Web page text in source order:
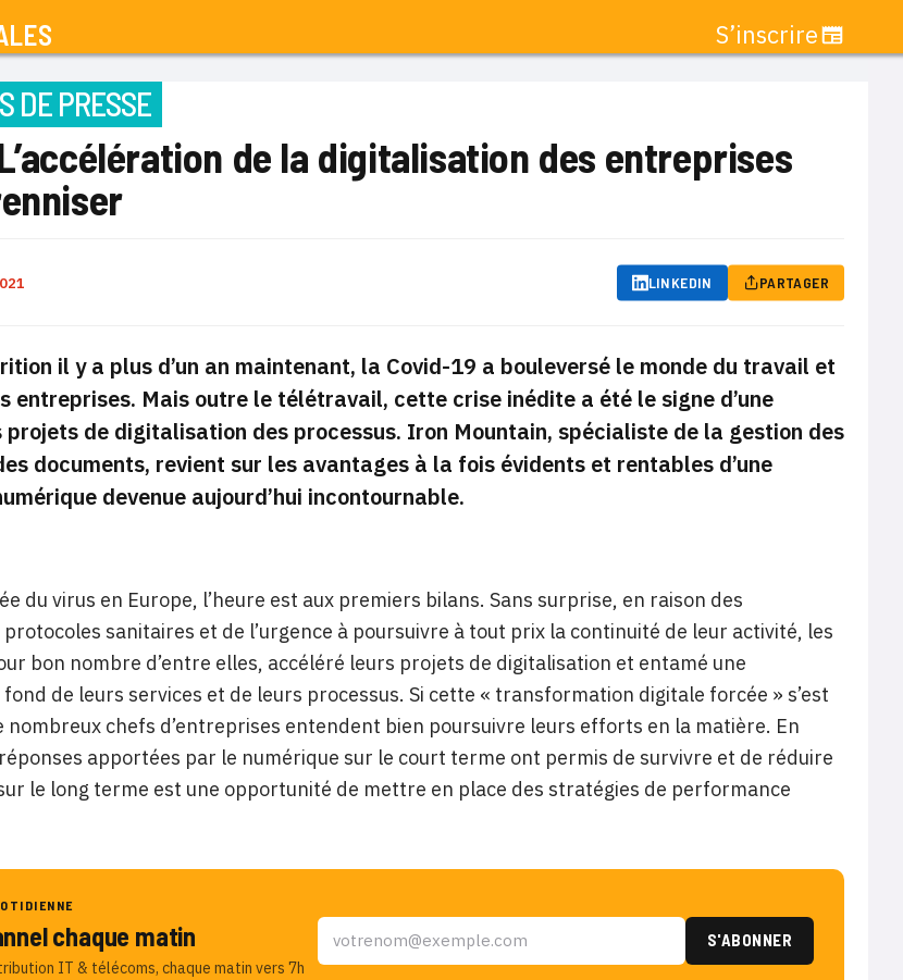
S’inscrire
DE PRESSE
de la digitalisation des entreprises
LINKEDIN PARTAGER
il y a plus d’un an maintenant, la Covid-19 a bouleversé le monde du travail et
entreprises. Mais outre le télétravail, cette crise inédite a été le signe d’une
de digitalisation des processus. Iron Mountain, spécialiste de la gestion des
documents, revient sur les avantages à la fois évidents et rentables d’une
devenue aujourd’hui incontournable.
du virus en Europe, l’heure est aux premiers bilans. Sans surprise, en raison des
sanitaires et de l’urgence à poursuivre à tout prix la continuité de leur activité, les
bon nombre d’entre elles, accéléré leurs projets de digitalisation et entamé une
de leurs services et de leurs processus. Si cette « transformation digitale forcée » s’est
nombreux chefs d’entreprises entendent bien poursuivre leurs efforts en la matière. En
apportées par le numérique sur le court terme ont permis de survivre et de réduire
le long terme est une opportunité de mettre en place des stratégies de performance
chaque matin
IT & télécoms, chaque matin vers 7h